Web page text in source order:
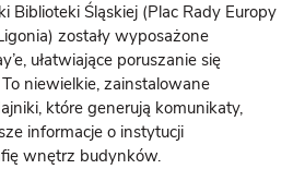
Biblioteki Śląskiej (Plac Rady Europy
zostały wyposażone
ułatwiające poruszanie się
niewielkie, zainstalowane
które generują komunikaty,
informacje o instytucji
wnętrz budynków.